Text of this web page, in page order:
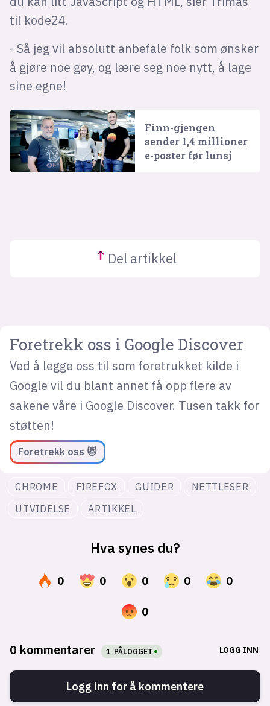
til kode24.
- Så jeg vil absolutt anbefale folk som ønsker
å gjøre noe gøy, og lære seg noe nytt, å lage
sine egne!
Finn-gjengen
sender 1,4 millioner
e-poster før lunsj
Del artikkel
Foretrekk oss i Google Discover
Ved å legge oss til som foretrukket kilde i
Google vil du blant annet få opp flere av
sakene våre i Google Discover. Tusen takk for
støtten!
Foretrekk oss 😻
CHROME FIREFOX GUIDER
NETTLESER
UTVIDELSE
ARTIKKEL